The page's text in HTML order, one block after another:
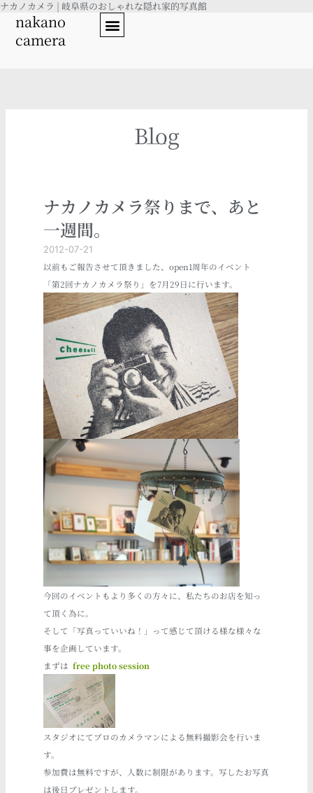
内
ナカノカメラ | 岐阜県のおしゃれな隠れ家的写真館
nakano
camera
Blog
ナカノカメラ祭りまで、あと
一週間。
2012-07-21
以前もご報告させて頂きました、open1周年のイベント
「第2回ナカノカメラ祭り」を7月29日に行います。
今回のイベントもより多くの方々に、私たちのお店を知っ
て頂く為に。
そして「写真っていいね！」って感じて頂ける様な様々な
事を企画しています。
まずはfree photo session
スタジオにてプロのカメラマンによる無料撮影会を行いま
す。
参加費は無料ですが、人数に制限があります。写したお写真
は後日プレゼントします。